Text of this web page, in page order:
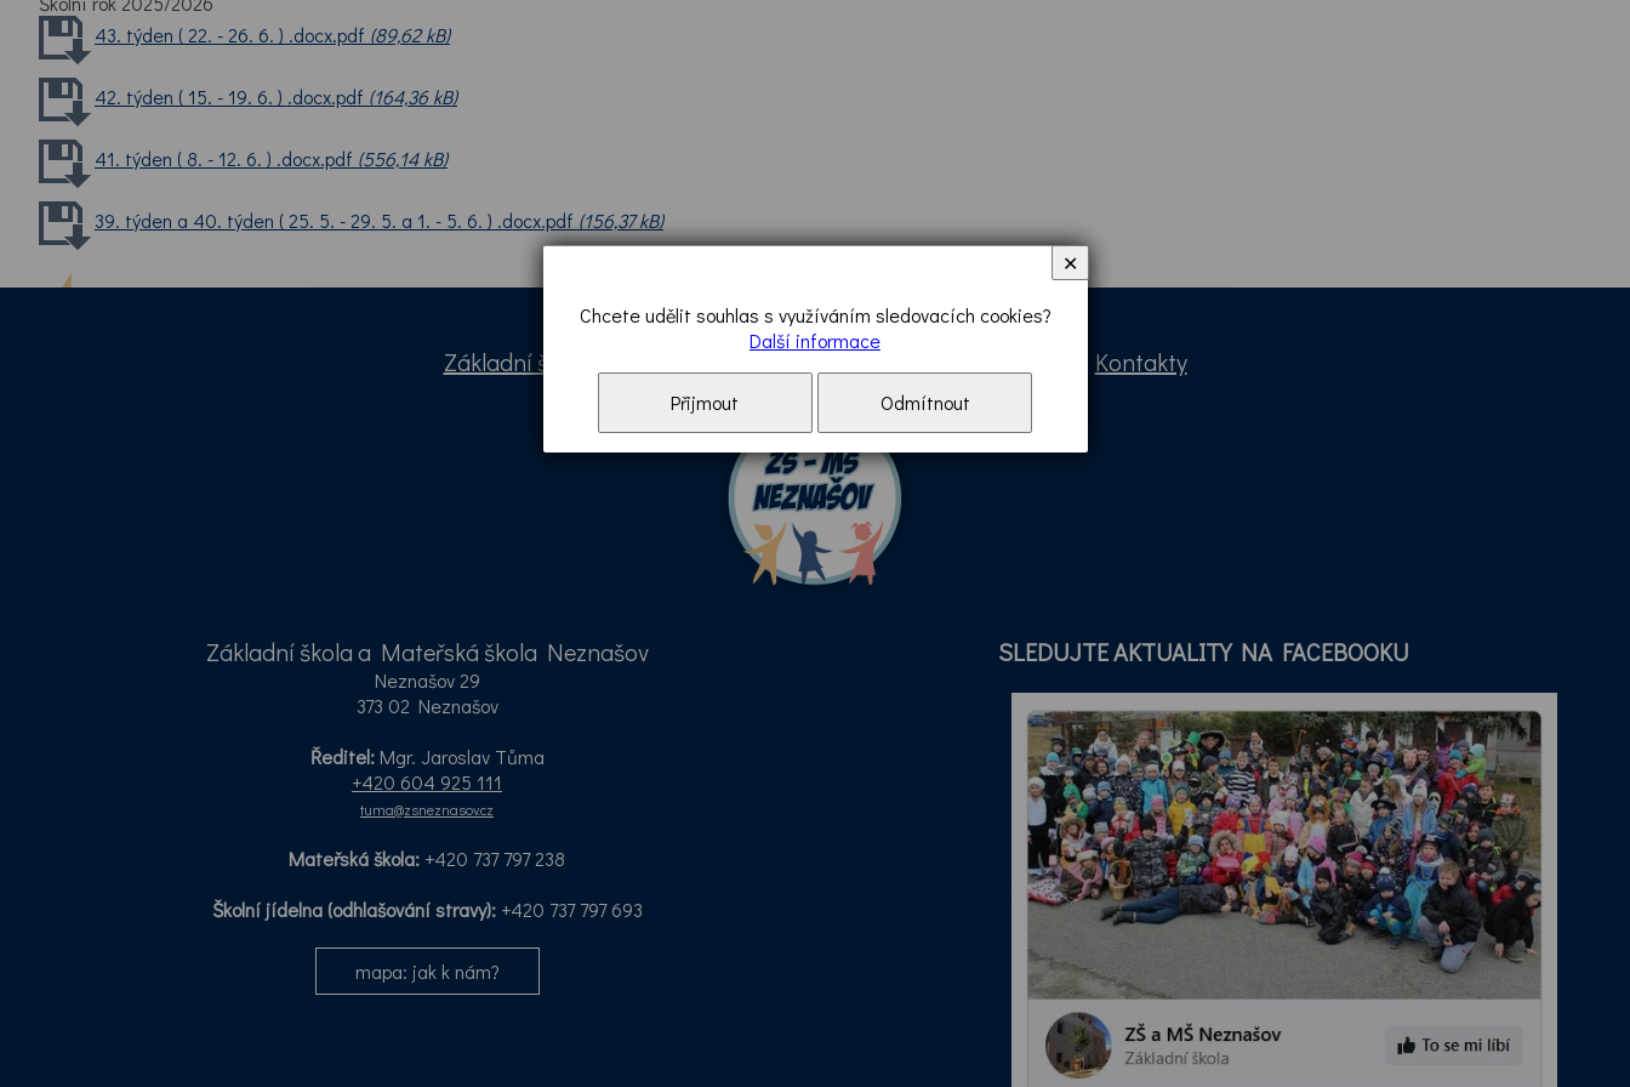
43. týden ( 22. - 26. 6. ) .docx.pdf (89,62 kB)
42. týden ( 15. - 19. 6. ) .docx.pdf (164,36 kB)
41. týden ( 8. - 12. 6. ) .docx.pdf (556,14 kB)
39. týden a 40. týden ( 25. 5. - 29. 5. a 1. - 5. 6. ) .docx.pdf (156,37 kB)
Základní škola Kontakty
Základní škola a Mateřská škola Neznašov
Neznašov 29
373 02 Neznašov
Ředitel: Mgr. Jaroslav Tůma
+420 604 925 111
tuma@zsneznasov.cz
Mateřská škola: +420 737 797 238
Školní jídelna (odhlašování stravy):+420 737 797 693
mapa: jak k nám?
SLEDUJTE AKTUALITY NA FACEBOOKU
Chcete udělit souhlas s využíváním sledovacích cookies?
Další informace
Přijmout Odmítnout
✕